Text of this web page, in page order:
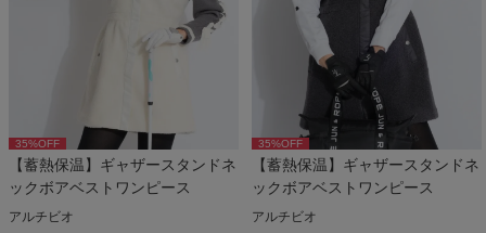
35%OFF
【蓄熱保温】ギャザースタンドネ
ックボアベストワンピース
アルチビオ
35%OFF
【蓄熱保温】ギャザースタンドネ
ックボアベストワンピース
アルチビオ